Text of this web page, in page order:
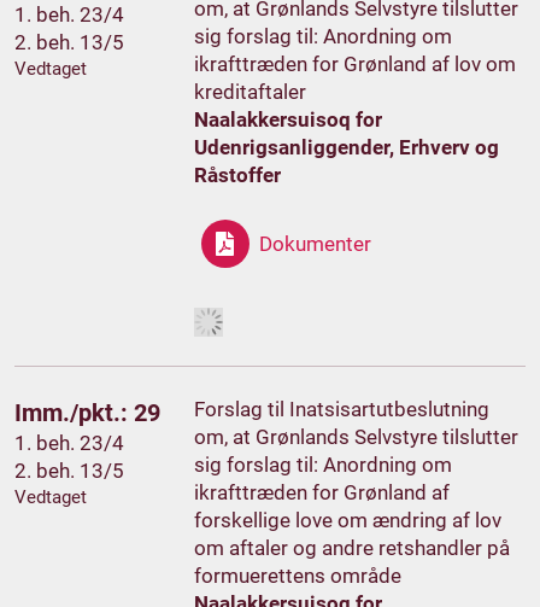
1. beh. 23/4
2. beh. 13/5
Vedtaget
om, at Grønlands Selvstyre tilslutter
sig forslag til: Anordning om
ikrafttræden for Grønland af lov om
kreditaftaler
Naalakkersuisoq for
Udenrigsanliggender, Erhverv og
Råstoffer
Dokumenter
Imm./pkt.: 29
1. beh. 23/4
2. beh. 13/5
Vedtaget
Forslag til Inatsisartutbeslutning
om, at Grønlands Selvstyre tilslutter
sig forslag til: Anordning om
ikrafttræden for Grønland af
forskellige love om ændring af lov
om aftaler og andre retshandler på
formuerettens område